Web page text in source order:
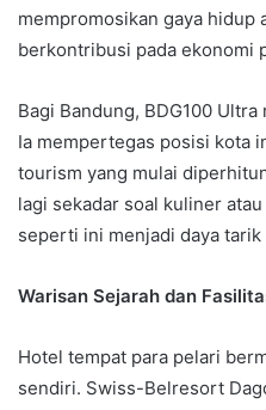
mempromosikan gaya hidup
berkontribusi pada ekonomi
Bagi Bandung, BDG100
Ia mempertegas posisi kota
tourism yang mulai
lagi sekadar soal kuliner
seperti ini menjadi daya tarik
Warisan Sejarah dan
Hotel tempat para pelari
sendiri. Swiss-Belresort